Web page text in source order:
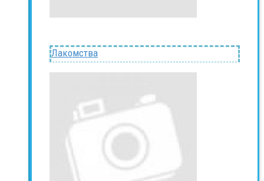
Лакомства